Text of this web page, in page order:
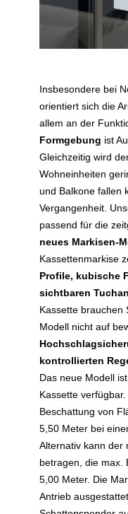
Insbesondere bei
orientiert sich die
allem an der
Formgebung ist
Gleichzeitig wird
Wohneinheiten
und Balkone fallen
Vergangenheit.
passend für die
neues Markisen-
Kassettenmarkise
Profile, kubische
sichtbaren
Kassette brauchen
Modell nicht auf
kontrollierten
Das neue Modell
Kassette
Beschattung von
5,50 Meter bei
Alternativ kann der
betragen, die max.
5,00 Meter. Die
Antrieb